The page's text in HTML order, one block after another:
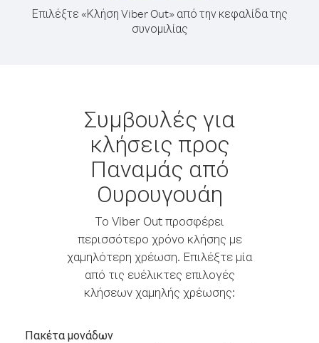
Επιλέξτε «Κλήση Viber Out» από την κεφαλίδα της
συνομιλίας
Συμβουλές για
κλήσεις προς
Παναμάς από
Ουρουγουάη
Το Viber Out προσφέρει
περισσότερο χρόνο κλήσης με
χαμηλότερη χρέωση. Επιλέξτε μία
από τις ευέλικτες επιλογές
κλήσεων χαμηλής χρέωσης:
Πακέτα μονάδων